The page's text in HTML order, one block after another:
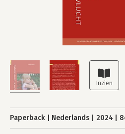
Paperback Nederlands 2024